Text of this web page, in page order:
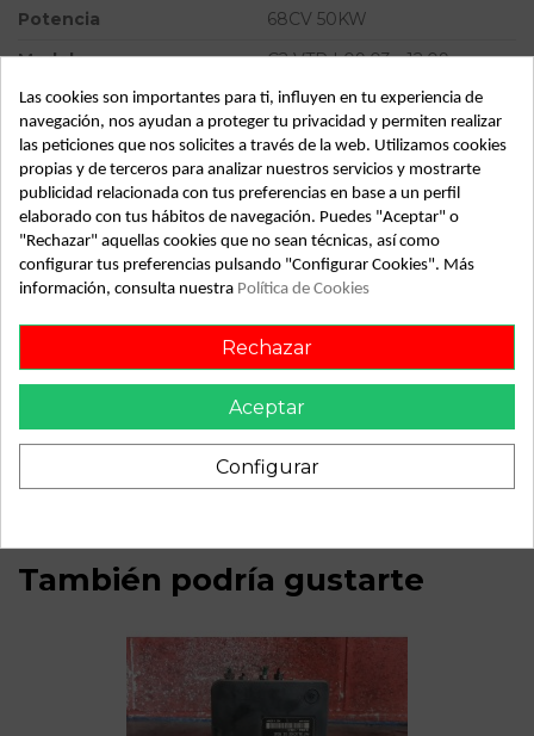
Potencia
68CV 50KW
Modelo
C2 VTR | 09.03 - 12.09
Tipo vehículo
Turismo
Almacén
49349
SubAlmacén
370
SubSubAlmacén
100029407
ID:
813481
Descripción
Recambio de mangueta delantera izquierda para citroen c2
vtr | 09.03 - 12.09 vtr | 09.03 - 12.09 referencia OEM IAM
También podría gustarte
Las cookies son importantes para ti, influyen en tu experiencia de
navegación, nos ayudan a proteger tu privacidad y permiten realizar
las peticiones que nos solicites a través de la web. Utilizamos cookies
propias y de terceros para analizar nuestros servicios y mostrarte
publicidad relacionada con tus preferencias en base a un perfil
elaborado con tus hábitos de navegación. Puedes "Aceptar" o
"Rechazar" aquellas cookies que no sean técnicas, así como
configurar tus preferencias pulsando "Configurar Cookies". Más
información, consulta nuestra Política de Cookies
Rechazar
Aceptar
Configurar